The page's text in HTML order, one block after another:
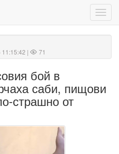
11:15:42 | 71
бой в
саби, пищови
страшно от